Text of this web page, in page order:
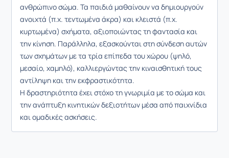
ανθρώπινο σώμα. Τα παιδιά μαθαίνουν να δημιουργούν
ανοιχτά (π.χ. τεντωμένα άκρα) και κλειστά (π.χ.
κυρτωμένα) σχήματα, αξιοποιώντας τη φαντασία και
την κίνηση. Παράλληλα, εξασκούνται στη σύνδεση αυτών
των σχημάτων με τα τρία επίπεδα του χώρου (ψηλό,
μεσαίο, χαμηλό), καλλιεργώντας την κιναισθητική τους
αντίληψη και την εκφραστικότητα.
Η δραστηριότητα έχει στόχο τη γνωριμία με το σώμα και
την ανάπτυξη κινητικών δεξιοτήτων μέσα από παιχνίδια
και ομαδικές ασκήσεις.